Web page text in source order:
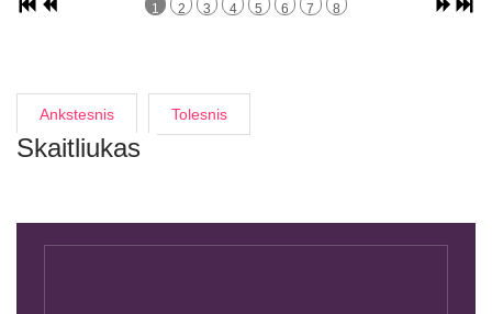
1 2 3 4 5 6 7 8
Ankstesnis Tolesnis
Skaitliukas